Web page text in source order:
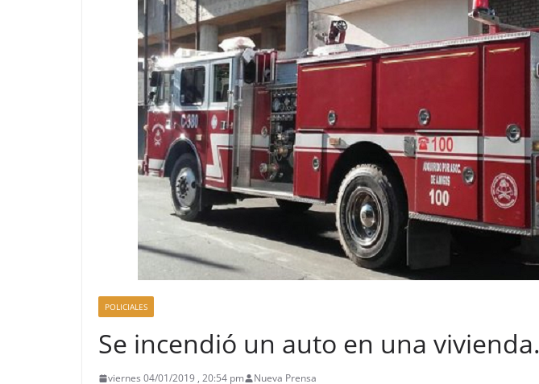
POLICIALES
Se incendió un auto en una vivienda.
viernes 04/01/2019 , 20:54 pm Nueva Prensa